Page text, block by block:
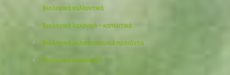
Βιολογικά καλλυντικά
Βιολογικά λαχανικά – κηπευτικά
Βιολογικά μελισσοκομικά προιόντα
Βιολογικά μπαχαρικά